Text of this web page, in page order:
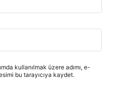
kullanılmak üzere adımı, e-
bu tarayıcıya kaydet.